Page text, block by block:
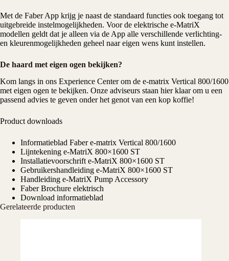
Met de Faber App krijg je naast de standaard functies ook toegang tot
uitgebreide instelmogelijkheden. Voor de elektrische e-MatriX
modellen geldt dat je alleen via de App alle verschillende verlichting-
en kleurenmogelijkheden geheel naar eigen wens kunt instellen.
De haard met eigen ogen bekijken?
Kom langs in ons Experience Center om de e-matrix Vertical 800/1600
met eigen ogen te bekijken. Onze adviseurs staan hier klaar om u een
passend advies te geven onder het genot van een kop koffie!
Product downloads
Informatieblad Faber e-matrix Vertical 800/1600
Lijntekening e-MatriX 800×1600 ST
Installatievoorschrift e-MatriX 800×1600 ST
Gebruikershandleiding e-MatriX 800×1600 ST
Handleiding e-MatriX Pump Accessory
Faber Brochure elektrisch
Download informatieblad
Gerelateerde producten